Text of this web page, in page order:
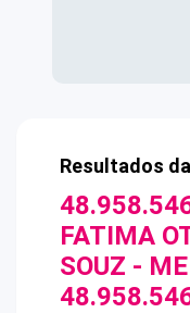
Resultados
FATIMA
SOUZ - ME